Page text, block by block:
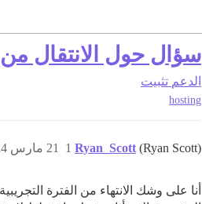
سؤال حول الانتقال
الدعم تثبيت
hosting
Ryan_Scott (Ryan Scott) 21 مارس 2024، 10:29م 1
أنا على وشك الانتهاء من الفترة التجريبية